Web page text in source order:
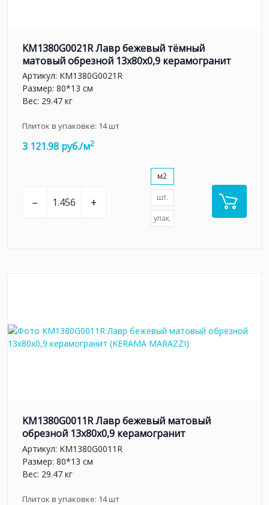
KM1380G0021R Лавр бежевый тёмный
матовый обрезной 13x80x0,9 керамогранит
Артикул: KM1380G0021R
Размер: 80*13 см
Вес: 29.47 кг
Плиток в упаковке: 14шт
3 121.98 руб./м2
– +
м2
шт.
упак.
KM1380G0011R Лавр бежевый матовый
обрезной 13x80x0,9 керамогранит
Артикул: KM1380G0011R
Размер: 80*13 см
Вес: 29.47 кг
Плиток в упаковке: 14шт